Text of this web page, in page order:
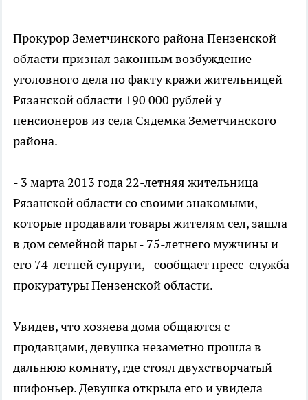
Прокурор Земетчинского района Пензенской
области признал законным возбуждение
уголовного дела по факту кражи жительницей
Рязанской области 190 000 рублей у
пенсионеров из села Сядемка Земетчинского
района.
- 3 марта 2013 года 22-летняя жительница
Рязанской области со своими знакомыми,
которые продавали товары жителям сел, зашла
в дом семейной пары - 75-летнего мужчины и
его 74-летней супруги, - сообщает пресс-служба
прокуратуры Пензенской области.
Увидев, что хозяева дома общаются с
продавцами, девушка незаметно прошла в
дальнюю комнату, где стоял двухстворчатый
шифоньер. Девушка открыла его и увидела